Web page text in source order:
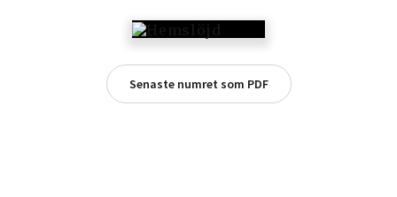
Senaste numret som PDF